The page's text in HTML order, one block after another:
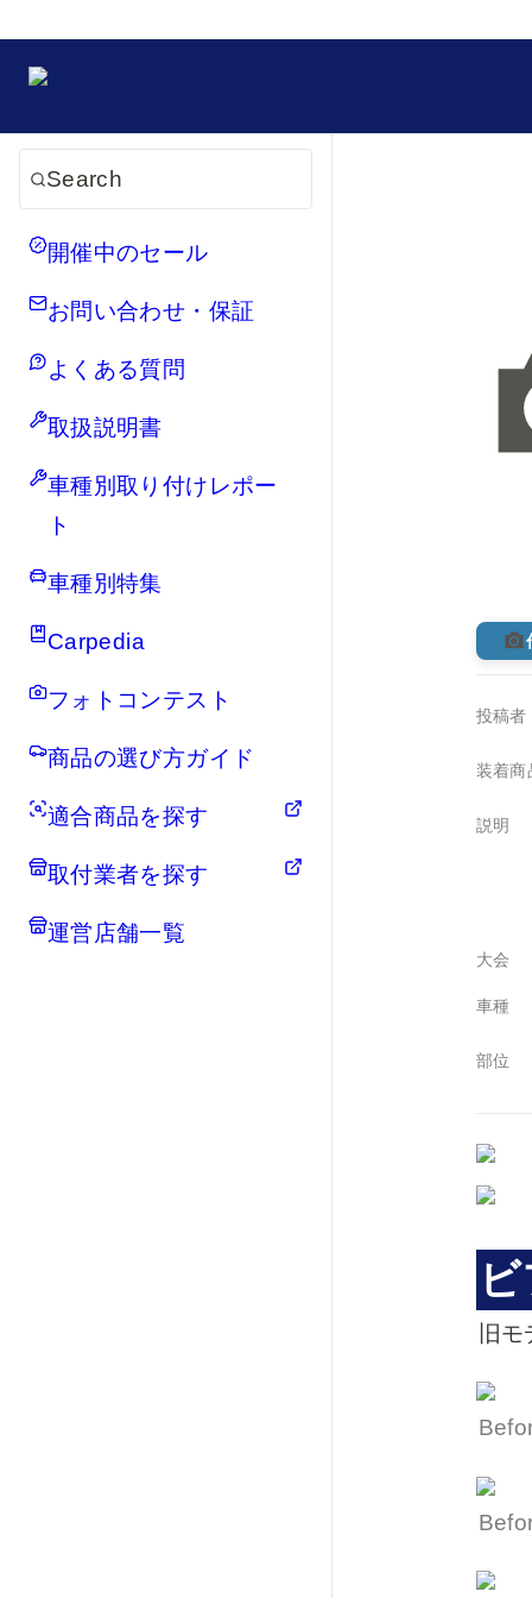
Search
開催中のセール
お問い合わせ・保証
よくある質問
取扱説明書
車種別取り付けレポー
ト
車種別特集
Carpedia
フォトコンテスト
商品の選び方ガイド
適合商品を探す
取付業者を探す
運営店舗一覧
投稿者
装着商
説明
大会
車種
部位
旧